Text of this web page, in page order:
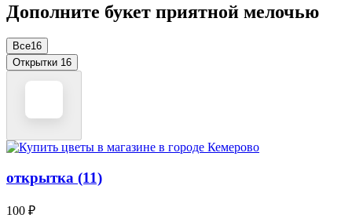
Дополните букет приятной мелочью
Все16
Открытки 16
открытка (11)
100 ₽